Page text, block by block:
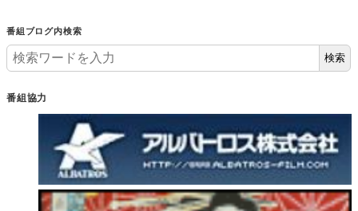
番組ブログ内検索
検索
番組協力